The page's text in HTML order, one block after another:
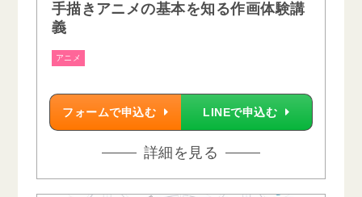
手描きアニメの基本を知る作画体験講
義
アニメ
フォームで申込む LINEで申込む
詳細を見る